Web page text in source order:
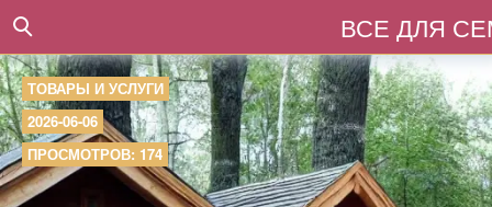
ВСЕ ДЛЯ
ТОВАРЫ И УСЛУГИ
2026-06-06
ПРОСМОТРОВ: 174